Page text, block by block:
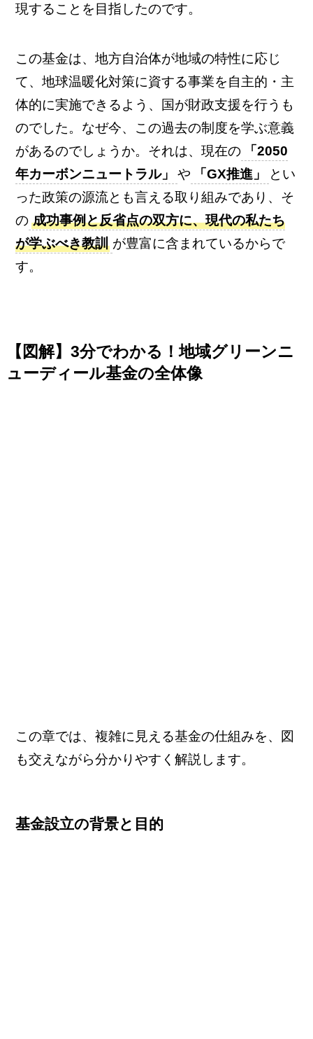
現することを目指したのです。
この基金は、地方自治体が地域の特性に応じ
て、地球温暖化対策に資する事業を自主的・主
体的に実施できるよう、国が財政支援を行うも
のでした。なぜ今、この過去の制度を学ぶ意義
があるのでしょうか。それは、現在の
「2050
年カーボンニュートラル」
や 「GX推進」
とい
った政策の源流とも言える取り組みであり、そ
の 成功事例と反省点の双方に、現代の私たち
が学ぶべき教訓 が豊富に含まれているからで
す。
【図解】3分でわかる！地域グリーンニ
ューディール基金の全体像
この章では、複雑に見える基金の仕組みを、図
も交えながら分かりやすく解説します。
基金設立の背景と目的